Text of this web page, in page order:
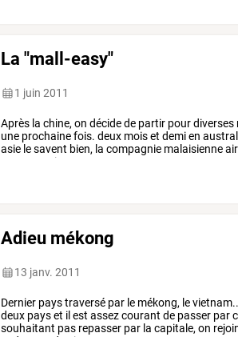
La "mall-easy"
1 juin 2011
Après la chine,on décidede partir pourdiverses
une prochainefois. deux moiset demien
asie lesavent bien, la compagnie malaisienneair
moins
Adieu mékong
13 janv. 2011
Dernier paystraversé par le mékong, le
deux payset il est assezcourant de passer par
souhaitant pas repasser par la capitale, on
sud-ouest
du vietnam,